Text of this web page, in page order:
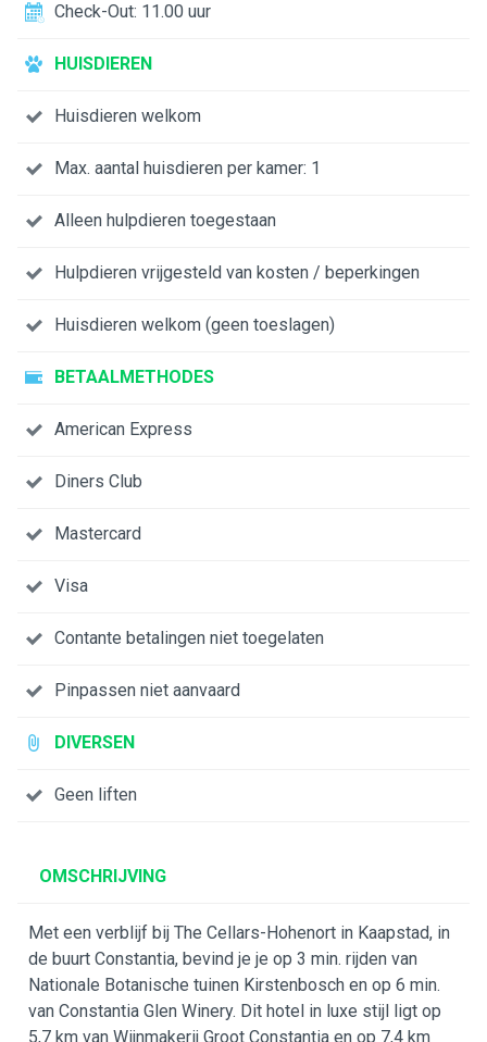
Check-Out: 11.00 uur
HUISDIEREN
Huisdieren welkom
Max. aantal huisdieren per kamer: 1
Alleen hulpdieren toegestaan
Hulpdieren vrijgesteld van kosten / beperkingen
Huisdieren welkom (geen toeslagen)
BETAALMETHODES
American Express
Diners Club
Mastercard
Visa
Contante betalingen niet toegelaten
Pinpassen niet aanvaard
DIVERSEN
Geen liften
OMSCHRIJVING
Met een verblijf bij The Cellars-Hohenort in Kaapstad, in
de buurt Constantia, bevind je je op 3 min. rijden van
Nationale Botanische tuinen Kirstenbosch en op 6 min.
van Constantia Glen Winery. Dit hotel in luxe stijl ligt op
5,7 km van Wijnmakerij Groot Constantia en op 7,4 km